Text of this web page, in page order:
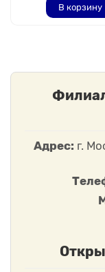
В корзину
Адрес: г.